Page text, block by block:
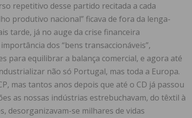
repetitivo desse partido recitada a cada
produtivo nacional” ficava de fora da lenga-
tarde, já no auge da crise financeira
dos “bens transaccionáveis”,
para equilibrar a balança comercial, e agora até
não só Portugal, mas toda a Europa.
mas tantos anos depois que até o CD já passou
as nossas indústrias estrebuchavam, do têxtil à
desorganizavam-se milhares de vidas